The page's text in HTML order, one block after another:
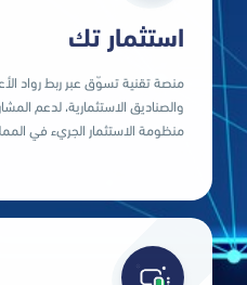
استثمار تك
منصة تقنية تسوّق عبر ربط رواد
والصناديق الاستثمارية، لدعم
منظومة الاستثمار الجريء في
منصة تقنية تسوّق عبر ربط رواد
والصناديق الاستثمارية، لدعم
منظومة الاستثمار الجريء في
شاهد المزيد